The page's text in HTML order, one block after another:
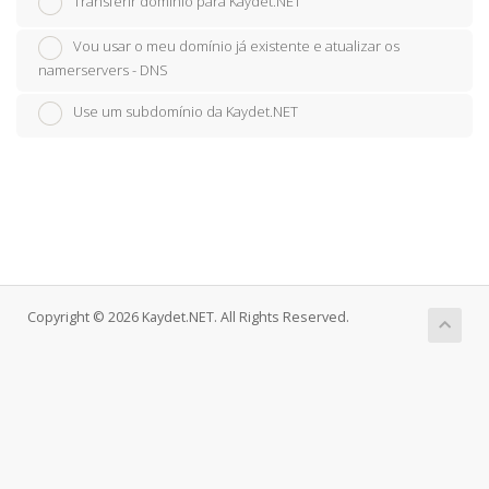
Vou usar o meu domínio já existente e atualizar os
namerservers - DNS
Use um subdomínio da Kaydet.NET
Copyright © 2026 Kaydet.NET. All Rights Reserved.